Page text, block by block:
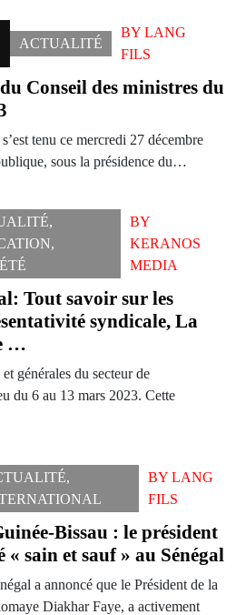
ACTUALITÉ
BY LANG
FILS
Conseil des ministres du
tenu ce mercredi 27 décembre
sous la présidence du…
,
,
BY
KERANOS
MEDIA
Tout savoir sur les
syndicale, La
…
générales du secteur de
du 6 au 13 mars 2023. Cette
,
BY LANG
FILS
Bissau : le président
sain et sauf » au Sénégal
a annoncé que le Président de la
Diakhar Faye, a activement